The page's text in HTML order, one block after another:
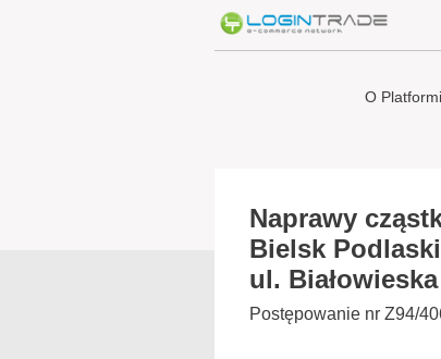
O
Naprawy
Bielsk
ul. Białowieska
Postępowanie nr Z94/